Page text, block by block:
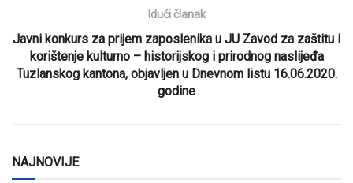
Idući članak
Javni konkurs za prijem zaposlenika u JU Zavod za zaštitu i
korištenje kulturno – historijskog i prirodnog naslijeđa
Tuzlanskog kantona, objavljen u Dnevnom listu 16.06.2020.
godine
NAJNOVIJE